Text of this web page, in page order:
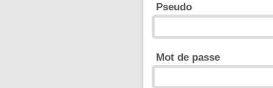
Pseudo
Mot de passe